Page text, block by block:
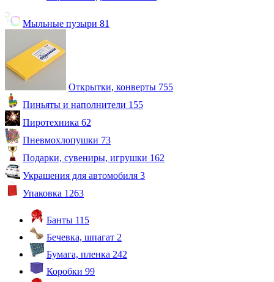
Мыльные пузыри 81
Открытки, конверты 755
Пиньяты и наполнители 155
Пиротехника 62
Пневмохлопушки 73
Подарки, сувениры, игрушки 162
Украшения для автомобиля 3
Упаковка 1263
Банты 115
Бечевка, шпагат 2
Бумага, пленка 242
Коробки 99